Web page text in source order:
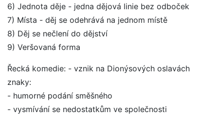
6) Jednota děje - jedna dějová linie bez odboček
7) Místa - děj se odehrává na jednom místě
8) Děj se nečlení do dějství
9) Veršovaná forma
Řecká komedie: - vznik na Dionýsových oslavách
znaky:
- humorné podání směšného
- vysmívání se nedostatkům ve společnosti